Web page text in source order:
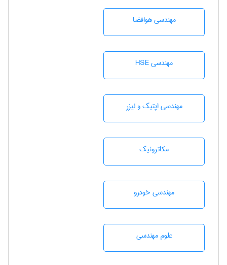
مهندسی هوافضا
مهندسی HSE
مهندسی اپتیک و لیزر
مکاترونیک
مهندسی خودرو
علوم مهندسی